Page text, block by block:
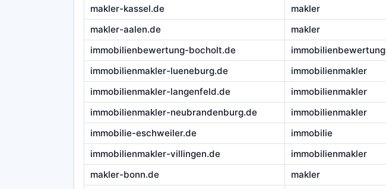
makler-kassel.de
makler
makler-aalen.de
makler
immobilienbewertung-bocholt.de
immobilienbewertung
immobilienmakler-lueneburg.de
immobilienmakler
immobilienmakler-langenfeld.de
immobilienmakler
immobilienmakler-neubrandenburg.de
immobilienmakler
immobilie-eschweiler.de
immobilie
immobilienmakler-villingen.de
immobilienmakler
makler-bonn.de
makler